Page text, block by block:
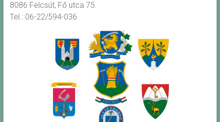
8086 Felcsút, Fő utca 75.
Tel.: 06-22/594-036